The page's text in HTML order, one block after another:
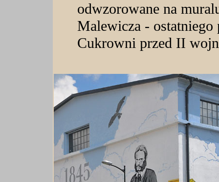
odwzorowane na
Malewicza - ostatniego
Cukrowni przed II